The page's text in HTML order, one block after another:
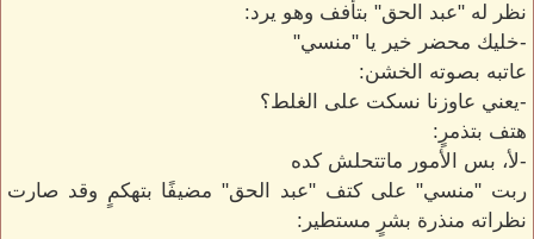
نظر له "عبد الحق" بتأفف وهو يرد:
-خليك محضر خير يا "منسي"
عاتبه بصوته الخشن:
-يعني عاوزنا نسكت على الغلط؟
هتف بتذمرٍ:
-لأ، بس الأمور ماتتحلش كده
ربت "منسي" على كتف "عبد الحق" مضيفًا بتهكمٍ وقد صارت
نظراته منذرة بشرٍ مستطير: